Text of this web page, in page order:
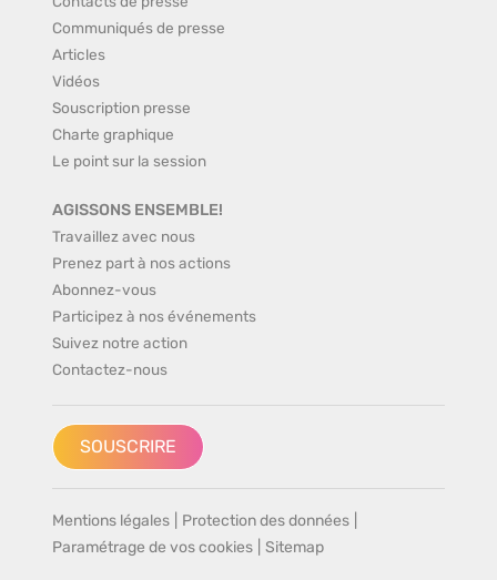
Communiqués de presse
Articles
Vidéos
Souscription presse
Charte graphique
Le point sur la session
AGISSONS ENSEMBLE!
Travaillez avec nous
Prenez part à nos actions
Abonnez-vous
Participez à nos événements
Suivez notre action
Contactez-nous
SOUSCRIRE
Mentions légales Protection des données
Paramétrage de vos cookies
Sitemap